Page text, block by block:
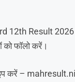
12th Result 2026
को फॉलो करें।
करें –